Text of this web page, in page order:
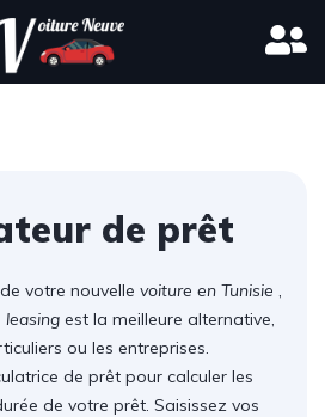
de prêt
votre nouvelle voiture en Tunisie ,
leasingest la meilleure alternative,
ou les entreprises.
de prêt pour calculer les
de votre prêt. Saisissez vos